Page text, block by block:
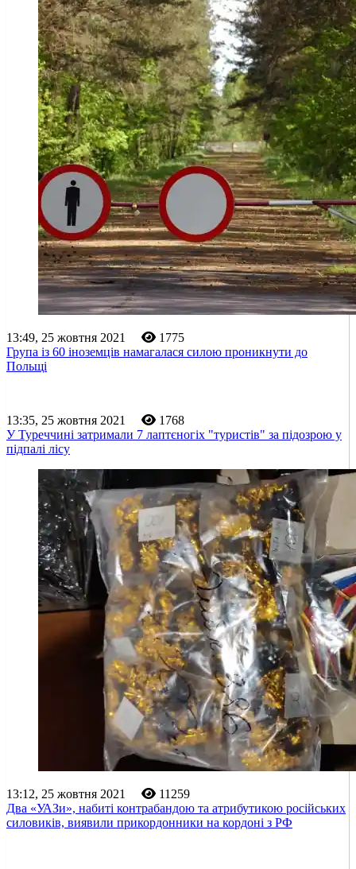
13:49, 25 жовтня 2021
1775
Група із 60 іноземців намагалася силою проникнути до
Польщі
13:35, 25 жовтня 2021
1768
У Туреччині затримали 7 лаптєногіх "туристів" за підозрою у
підпалі лісу
13:12, 25 жовтня 2021
11259
Два «УАЗи», набиті контрабандою та атрибутикою російських
силовиків, виявили прикордонники на кордоні з РФ